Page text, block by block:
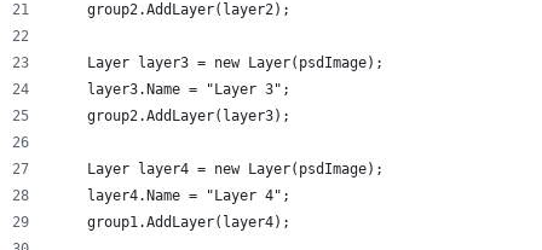
    group2.AddLayer(layer2);
    Layer layer3 = new Layer(psdImage);
    layer3.Name = "Layer 3";
    group2.AddLayer(layer3);
    Layer layer4 = new Layer(psdImage);
    layer4.Name = "Layer 4";
    group1.AddLayer(layer4);